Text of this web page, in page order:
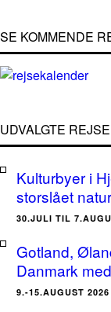
SE KOMMENDE
UDVALGTE
Kulturbyer i
storslået natur
30.JULI TIL
Gotland,
Danmark
9.-15.AUGUST 2026